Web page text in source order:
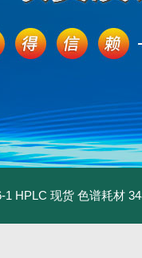
1 HPLC 现货 色谱耗材